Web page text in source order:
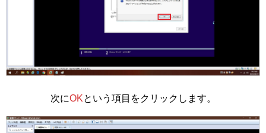
次にOKという項目をクリックします。